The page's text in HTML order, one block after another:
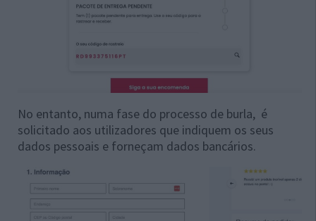
No entanto, numa fase do processo de burla, é
solicitado aos utilizadores que indiquem os seus
dados pessoais e forneçam dados bancários.